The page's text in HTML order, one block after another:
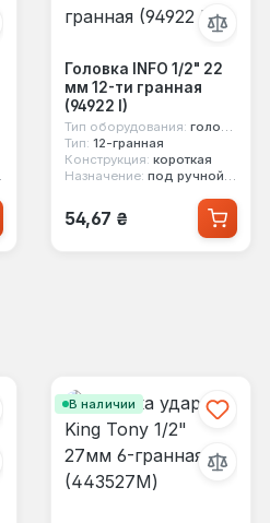
Головка INFO 1/2" 22
мм 12-ти гранная
(94922 I)
Тип оборудования: головка стандартная
Тип: 12-гранная
Конструкция: короткая
Назначение: под ручной инструмент
Обычная цена:
54,67 ₴
В наличии